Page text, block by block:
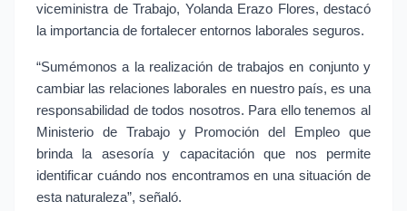
viceministra de Trabajo, Yolanda Erazo Flores, destacó
la importancia de fortalecer entornos laborales seguros.
“Sumémonos a la realización de trabajos en conjunto y
cambiar las relaciones laborales en nuestro país, es una
responsabilidad de todos nosotros. Para ello tenemos al
Ministerio de Trabajo y Promoción del Empleo que
brinda la asesoría y capacitación que nos permite
identificar cuándo nos encontramos en una situación de
esta naturaleza”, señaló.